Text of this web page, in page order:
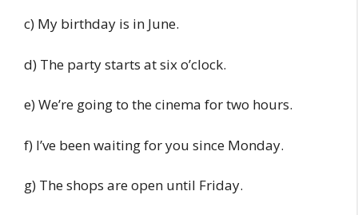
c) My birthday is in June.
d) The party starts at six o’clock.
e) We’re going to the cinema for two hours.
f) I’ve been waiting for you since Monday.
g) The shops are open until Friday.